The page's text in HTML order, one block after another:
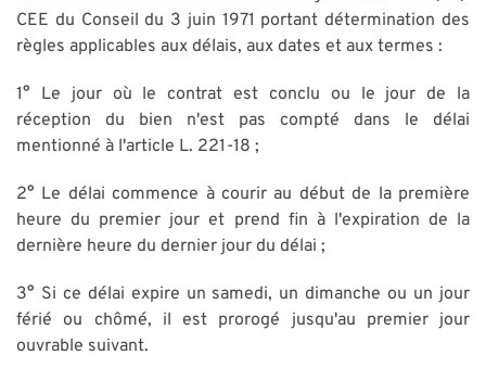
CEE du Conseil du 3 juin 1971 portant détermination des
règles applicables aux délais, aux dates et aux termes :
1° Le jour où le contrat est conclu ou le jour de la
réception du bien n'est pas compté dans le délai
mentionné à l'article L. 221-18 ;
2° Le délai commence à courir au début de la première
heure du premier jour et prend fin à l'expiration de la
dernière heure du dernier jour du délai ;
3° Si ce délai expire un samedi, un dimanche ou un jour
férié ou chômé, il est prorogé jusqu'au premier jour
ouvrable suivant.